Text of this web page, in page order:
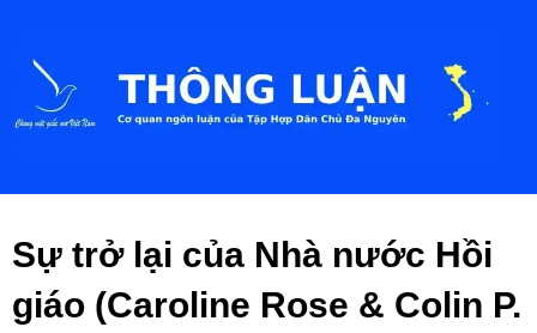
Sự trở lại của Nhà nước Hồi
giáo (Caroline Rose & Colin P.